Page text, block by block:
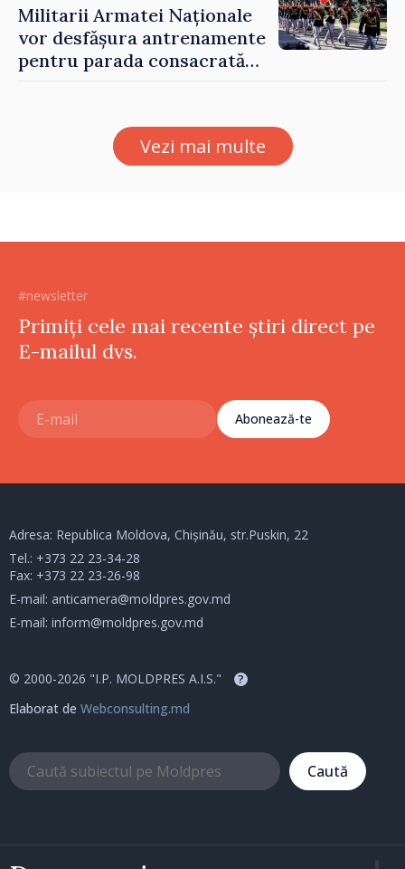
Militarii Armatei Naționale
vor desfășura antrenamente
pentru parada consacrată
Vezi mai multe
#newsletter
Primiți cele mai recente știri direct pe
E-mailul dvs.
Abonează-te
Adresa: Republica Moldova, Chișinău, str.Puskin, 22
Tel.: +373 22 23-34-28
Fax: +373 22 23-26-98
E-mail: anticamera@moldpres.gov.md
E-mail: inform@moldpres.gov.md
© 2000-2026 "I.P. MOLDPRES A.I.S." ?
Elaborat de Webconsulting.md
Caută